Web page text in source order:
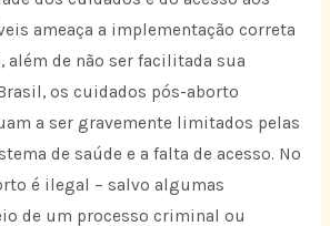
ameaça a implementação correta
além de não ser facilitada sua
os cuidados pós-aborto
a ser gravemente limitados pelas
de saúde e a falta de acesso. No
é ilegal – salvo algumas
de um processo criminal ou